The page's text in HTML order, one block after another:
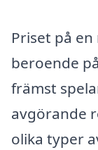
Priset på
beroende
främst
avgörande
olika typer